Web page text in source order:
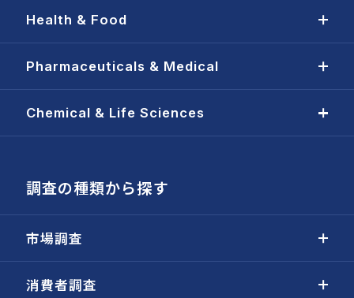
Health & Food
Pharmaceuticals & Medical
Chemical & Life Sciences
調査の種類から探す
市場調査
消費者調査